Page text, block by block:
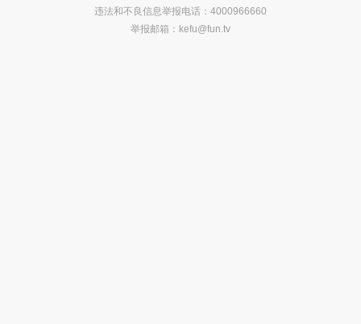
违法和不良信息举报电话：4000966660
举报邮箱： kefu@fun.tv